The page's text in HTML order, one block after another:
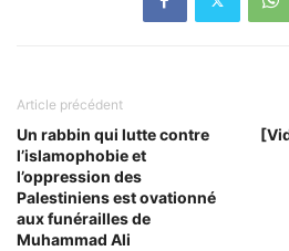
Article précédent
Un rabbin qui lutte contre
l’islamophobie et
l’oppression des
Palestiniens est ovationné
aux funérailles de
Muhammad Ali